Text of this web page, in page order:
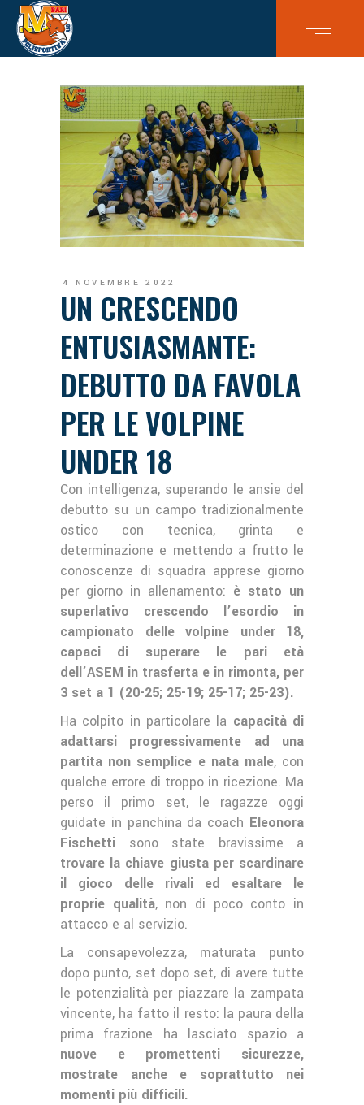
4 NOVEMBRE 2022
UN CRESCENDO
ENTUSIASMANTE:
DEBUTTO DA FAVOLA
PER LE VOLPINE
UNDER 18
Con intelligenza, superando le ansie del
debutto su un campo tradizionalmente
ostico con tecnica, grinta e
determinazione e mettendo a frutto le
conoscenze di squadra apprese giorno
per giorno in allenamento: è stato un
superlativo crescendo l’esordio in
campionato delle volpine under 18,
capaci di superare le pari età
dell’ASEM in trasferta e in rimonta, per
3 set a 1 (20-25; 25-19; 25-17; 25-23).
Ha colpito in particolare la capacità di
adattarsi progressivamente ad una
partita non semplice e nata male, con
qualche errore di troppo in ricezione. Ma
perso il primo set, le ragazze oggi
guidate in panchina da coach Eleonora
Fischetti sono state bravissime a
trovare la chiave giusta per scardinare
il gioco delle rivali ed esaltare le
proprie qualità, non di poco conto in
attacco e al servizio.
La consapevolezza, maturata punto
dopo punto, set dopo set, di avere tutte
le potenzialità per piazzare la zampata
vincente, ha fatto il resto: la paura della
prima frazione ha lasciato spazio a
nuove e promettenti sicurezze,
mostrate anche e soprattutto nei
momenti più difficili.